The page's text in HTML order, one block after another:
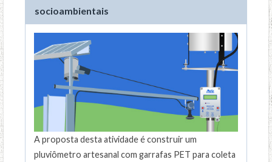
socioambientais
A proposta desta atividade é construir um
pluviômetro artesanal com garrafas PET para coleta